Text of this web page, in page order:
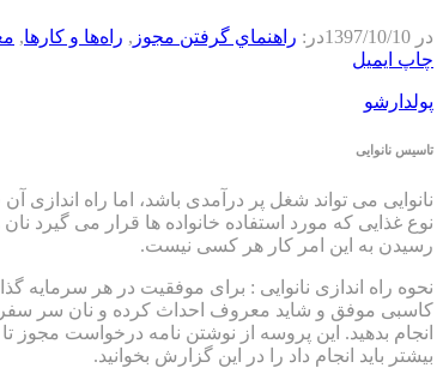
در 1397/10/10در: راهنماي گرفتن مجوز , راه‌ها و كارها,
چاپ ایمیل
پولدارشو
تاسیس نانوایی
نانوایی می تواند شغل پر درآمدی باشد، اما راه
نوع غذایی که مورد استفاده خانواده ها قرار می
رسیدن به این امر کار هر کسی نیست.
نحوه راه اندازی نانوایی : برای موفقیت در هر سرمایه
کاسبی موفق و شاید معروف احداث کرده و نان سر سفره
انجام بدهید. این پروسه از نوشتن نامه درخواست
بیشتر باید انجام داد را در این گزارش بخوانید.